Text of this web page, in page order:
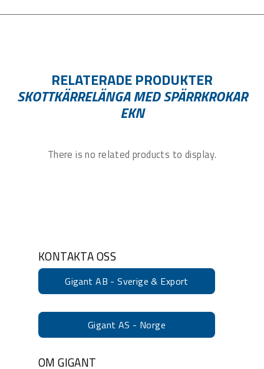
RELATERADE PRODUKTER
SKOTTKÄRRELÄNGA MED SPÄRRKROKAR
EKN
There is no related products to display.
KONTAKTA OSS
Gigant AB - Sverige & Export
Gigant AS - Norge
OM GIGANT